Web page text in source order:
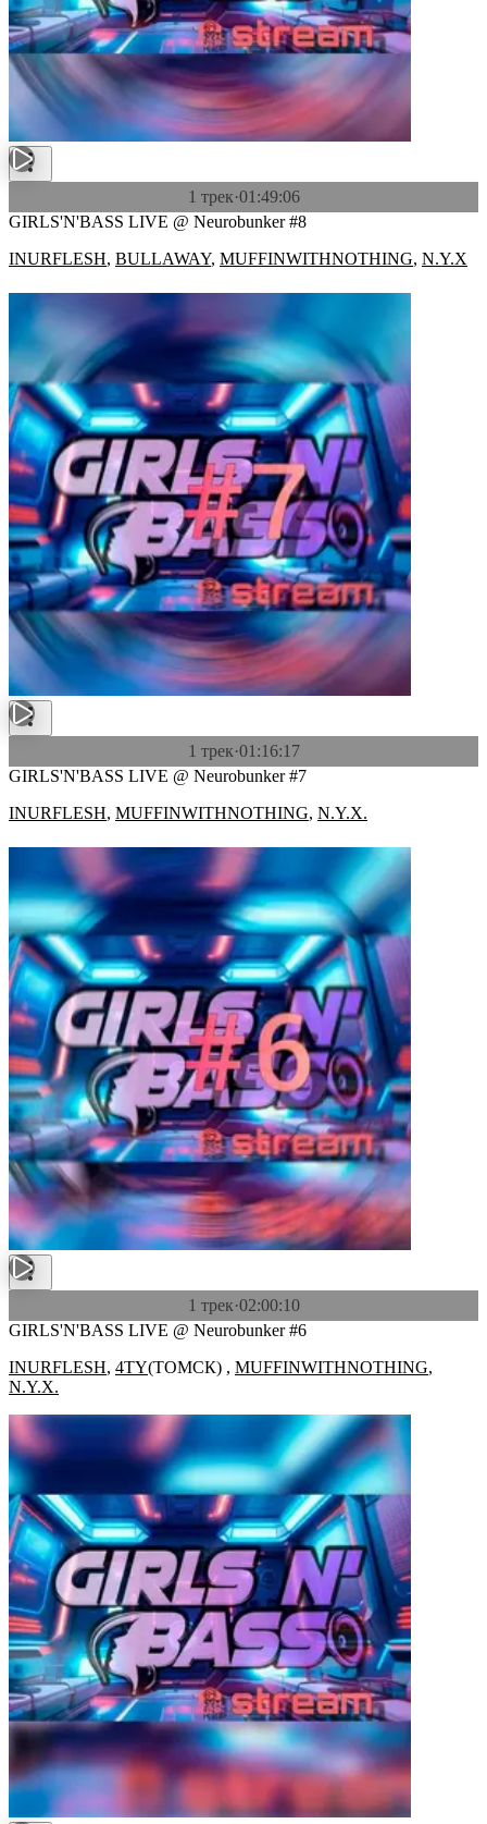
1 трек·01:49:06
GIRLS'N'BASS LIVE @ Neurobunker #8
INURFLESH, BULLAWAY, MUFFINWITHNOTHING, N.Y.X
1 трек·01:16:17
GIRLS'N'BASS LIVE @ Neurobunker #7
INURFLESH, MUFFINWITHNOTHING, N.Y.X.
1 трек·02:00:10
GIRLS'N'BASS LIVE @ Neurobunker #6
INURFLESH, 4TY(ТОМСК) , MUFFINWITHNOTHING,
N.Y.X.